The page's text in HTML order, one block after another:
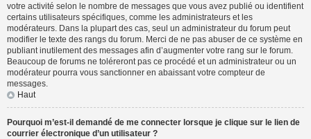
votre activité selon le nombre de messages que vous avez publié ou identifient
certains utilisateurs spécifiques, comme les administrateurs et les
modérateurs. Dans la plupart des cas, seul un administrateur du forum peut
modifier le texte des rangs du forum. Merci de ne pas abuser de ce système en
publiant inutilement des messages afin d’augmenter votre rang sur le forum.
Beaucoup de forums ne toléreront pas ce procédé et un administrateur ou un
modérateur pourra vous sanctionner en abaissant votre compteur de
messages.
Haut
Pourquoi m’est-il demandé de me connecter lorsque je clique sur le lien de
courrier électronique d’un utilisateur ?